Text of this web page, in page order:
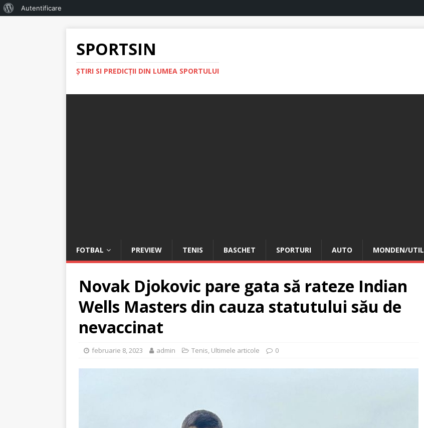
Autentificare
SPORTSIN
ŞTIRI SI PREDICŢII DIN LUMEA SPORTULUI
FOTBAL PREVIEW TENIS BASCHET SPORTURI AUTO MONDEN/UTIL
Novak Djokovic pare gata să rateze Indian
Wells Masters din cauza statutului său de
nevaccinat
februarie 8, 2023 admin Tenis, Ultimele articole 0